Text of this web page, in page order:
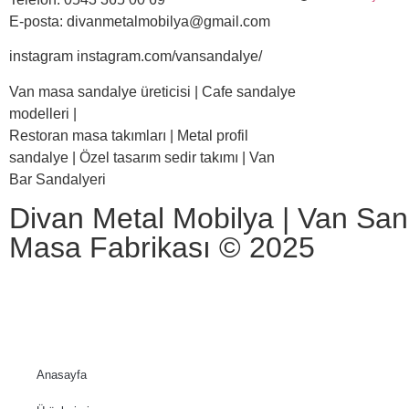
E-posta: divanmetalmobilya@gmail.com
instagram instagram.com/vansandalye/
Van masa sandalye üreticisi | Cafe sandalye
modelleri |
Restoran masa takımları | Metal profil
sandalye | Özel tasarım sedir takımı | Van
Bar Sandalyeri
Divan Metal Mobilya | Van
Masa Fabrikası © 2025
Anasayfa